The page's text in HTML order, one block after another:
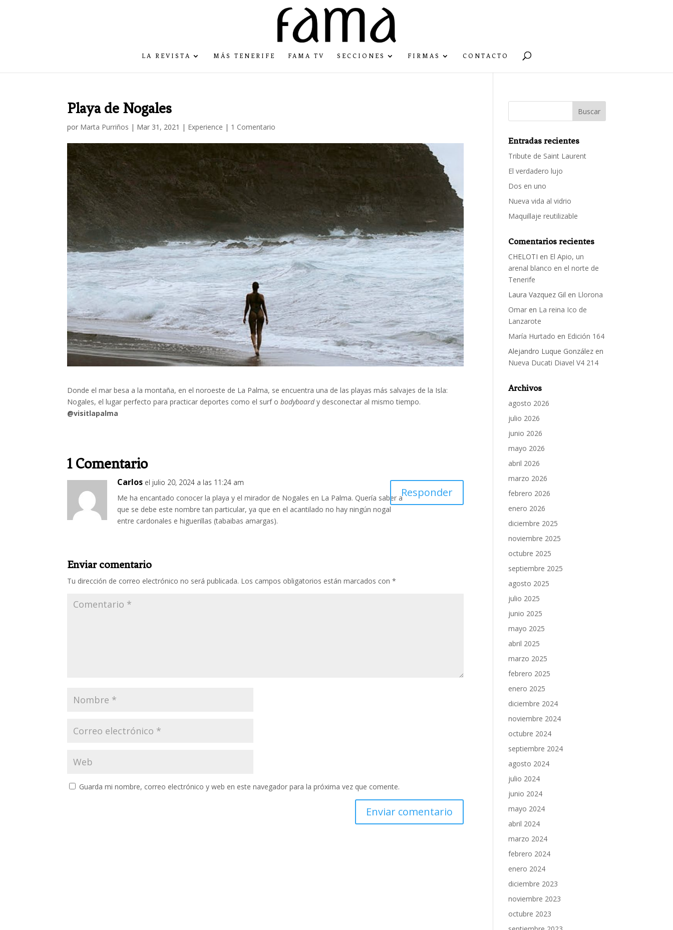
LA REVISTA MÁS TENERIFE FAMA TV SECCIONES FIRMAS CONTACTO
Playa de Nogales
por Marta Purriños | Mar 31, 2021 | Experience | 1 Comentario
Donde el mar besa a la montaña, en el noroeste de La Palma, se encuentra una de las playas más salvajes de la Isla:
Nogales, el lugar perfecto para practicar deportes como el surf obodyboardy desconectar al mismo tiempo.
@visitlapalma
1 Comentario
Carlos el julio 20, 2024 a las 11:24 am
Me ha encantado conocer la playa y el mirador de Nogales en La Palma. Quería saber a
que se debe este nombre tan particular, ya que en el acantilado no hay ningún nogal
entre cardonales e higuerillas (tabaibas amargas).
Responder
Enviar comentario
Tu dirección de correo electrónico no será publicada. Los campos obligatorios están marcados con*
Guarda mi nombre, correo electrónico y web en este navegador para la próxima vez que comente.
Entradas recientes
Tribute de Saint Laurent
El verdadero lujo
Dos en uno
Nueva vida al vidrio
Maquillaje reutilizable
Comentarios recientes
CHELOTI en El Apio, un
arenal blanco en el norte de
Tenerife
Laura Vazquez Gil en Llorona
Omar en La reina Ico de
Lanzarote
María Hurtado en Edición 164
Alejandro Luque González en
Nueva Ducati Diavel V4 214
Archivos
agosto 2026
julio 2026
junio 2026
mayo 2026
abril 2026
marzo 2026
febrero 2026
enero 2026
diciembre 2025
noviembre 2025
octubre 2025
septiembre 2025
agosto 2025
julio 2025
junio 2025
mayo 2025
abril 2025
marzo 2025
febrero 2025
enero 2025
diciembre 2024
noviembre 2024
octubre 2024
septiembre 2024
agosto 2024
julio 2024
junio 2024
mayo 2024
abril 2024
marzo 2024
febrero 2024
enero 2024
diciembre 2023
noviembre 2023
octubre 2023